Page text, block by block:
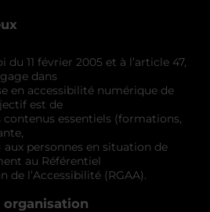
11 février 2005 et à l’article 47,
dans
en accessibilité numérique de
est de
contenus essentiels (formations,
personnes en situation de
au Référentiel
de l’Accessibilité (RGAA).
organisation